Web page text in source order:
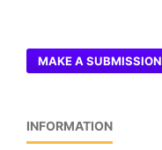
MAKE A SUBMISSION
INFORMATION